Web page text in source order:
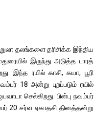
தலங்களை தரிசிக்க இந்திய
இருந்து அடுத்த பாரத்
இந்த ரயில் காசி, கயா, பூரி
18 அன்று புறப்படும் ரயில்
செல்கிறது. பின்பு நவம்பர்
20 சர்வ ஏகாதசி தினத்தன்று